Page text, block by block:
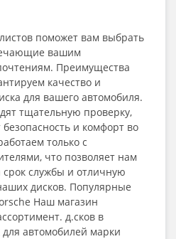
поможет вам выбрать
вашим
Преимущества
качество и
для вашего автомобиля.
тщательную проверку,
и комфорт во
только с
что позволяет нам
срок службы и отличную
дисков. Популярные
Наш магазин
д.сков в
автомобилей марки